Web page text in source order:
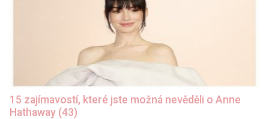
15 zajímavostí, které jste možná nevěděli o Anne
Hathaway (43)